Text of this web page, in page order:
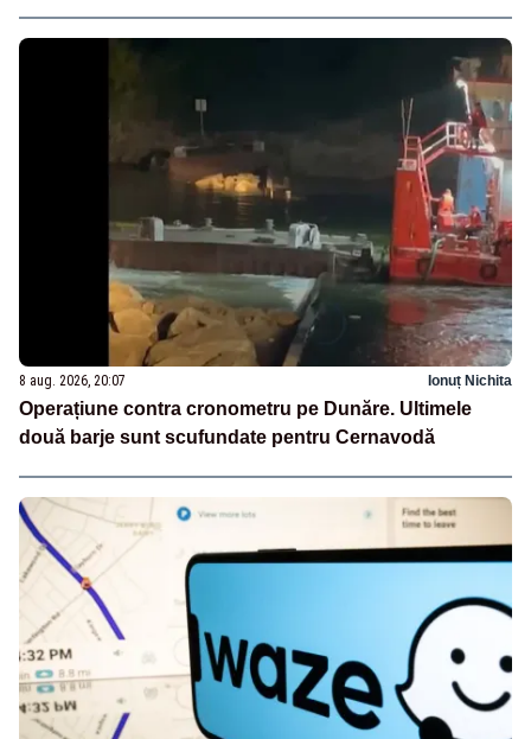
8 aug. 2026, 20:07 Ionuț Nichita
Operațiune contra cronometru pe Dunăre. Ultimele
două barje sunt scufundate pentru Cernavodă